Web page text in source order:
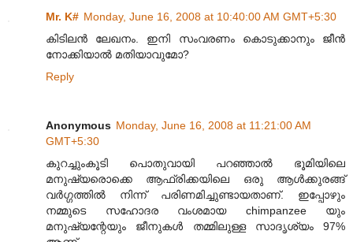
Mr. K# Monday, June 16, 2008 at 10:40:00 AM GMT+5:30
കിടിലന്‍ ലേഖനം. ഇനി സംവരണം കൊടുക്കാനും ജീന്‍
നോക്കിയാല്‍ മതിയാവുമോ?
Reply
Anonymous Monday, June 16, 2008 at 11:21:00 AM
GMT+5:30
കുറച്ചുംകൂടി പൊതുവായി പറഞ്ഞാല്‍ ഭൂമിയിലെ
മനുഷ്യരൊക്കെ ആഫ്രിക്കയിലെ ഒരു ആള്‍ക്കുരങ്ങ്
വര്‍ഗ്ഗത്തില്‍ നിന്ന് പരിണമിച്ചുണ്ടായതാണ്. ഇപ്പോഴും
നമ്മുടെ സഹോദര വംശമായ chimpanzee യും
മനുഷ്യന്റേയും ജീനുകള്‍ തമ്മിലുള്ള സാദൃശ്യം 97%